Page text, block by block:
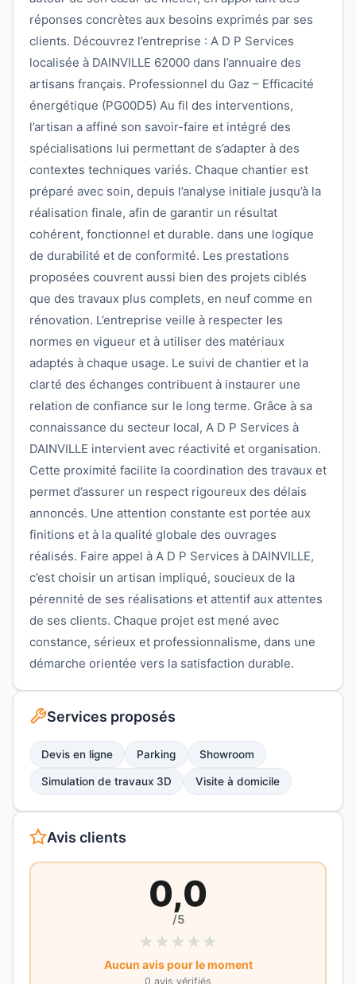
réponses concrètes aux besoins exprimés par ses
clients. Découvrez l’entreprise : A D P Services
localisée à DAINVILLE 62000 dans l’annuaire des
artisans français. Professionnel du Gaz – Efficacité
énergétique (PG00D5) Au fil des interventions,
l’artisan a affiné son savoir-faire et intégré des
spécialisations lui permettant de s’adapter à des
contextes techniques variés. Chaque chantier est
préparé avec soin, depuis l’analyse initiale jusqu’à la
réalisation finale, afin de garantir un résultat
cohérent, fonctionnel et durable. dans une logique
de durabilité et de conformité. Les prestations
proposées couvrent aussi bien des projets ciblés
que des travaux plus complets, en neuf comme en
rénovation. L’entreprise veille à respecter les
normes en vigueur et à utiliser des matériaux
adaptés à chaque usage. Le suivi de chantier et la
clarté des échanges contribuent à instaurer une
relation de confiance sur le long terme. Grâce à sa
connaissance du secteur local, A D P Services à
DAINVILLE intervient avec réactivité et organisation.
Cette proximité facilite la coordination des travaux et
permet d’assurer un respect rigoureux des délais
annoncés. Une attention constante est portée aux
finitions et à la qualité globale des ouvrages
réalisés. Faire appel à A D P Services à DAINVILLE,
c’est choisir un artisan impliqué, soucieux de la
pérennité de ses réalisations et attentif aux attentes
de ses clients. Chaque projet est mené avec
constance, sérieux et professionnalisme, dans une
démarche orientée vers la satisfaction durable.
Services proposés
Devis en ligne Parking Showroom
Simulation de travaux 3D Visite à domicile
Avis clients
0,0
/5
★ ★ ★ ★ ★
Aucun avis pour le moment
0 avis vérifiés